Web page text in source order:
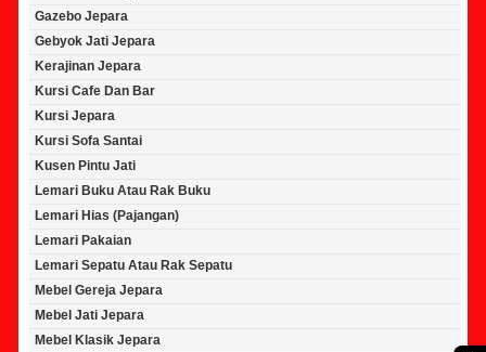
Gazebo Jepara
Gebyok Jati Jepara
Kerajinan Jepara
Kursi Cafe Dan Bar
Kursi Jepara
Kursi Sofa Santai
Kusen Pintu Jati
Lemari Buku Atau Rak Buku
Lemari Hias (Pajangan)
Lemari Pakaian
Lemari Sepatu Atau Rak Sepatu
Mebel Gereja Jepara
Mebel Jati Jepara
Mebel Klasik Jepara